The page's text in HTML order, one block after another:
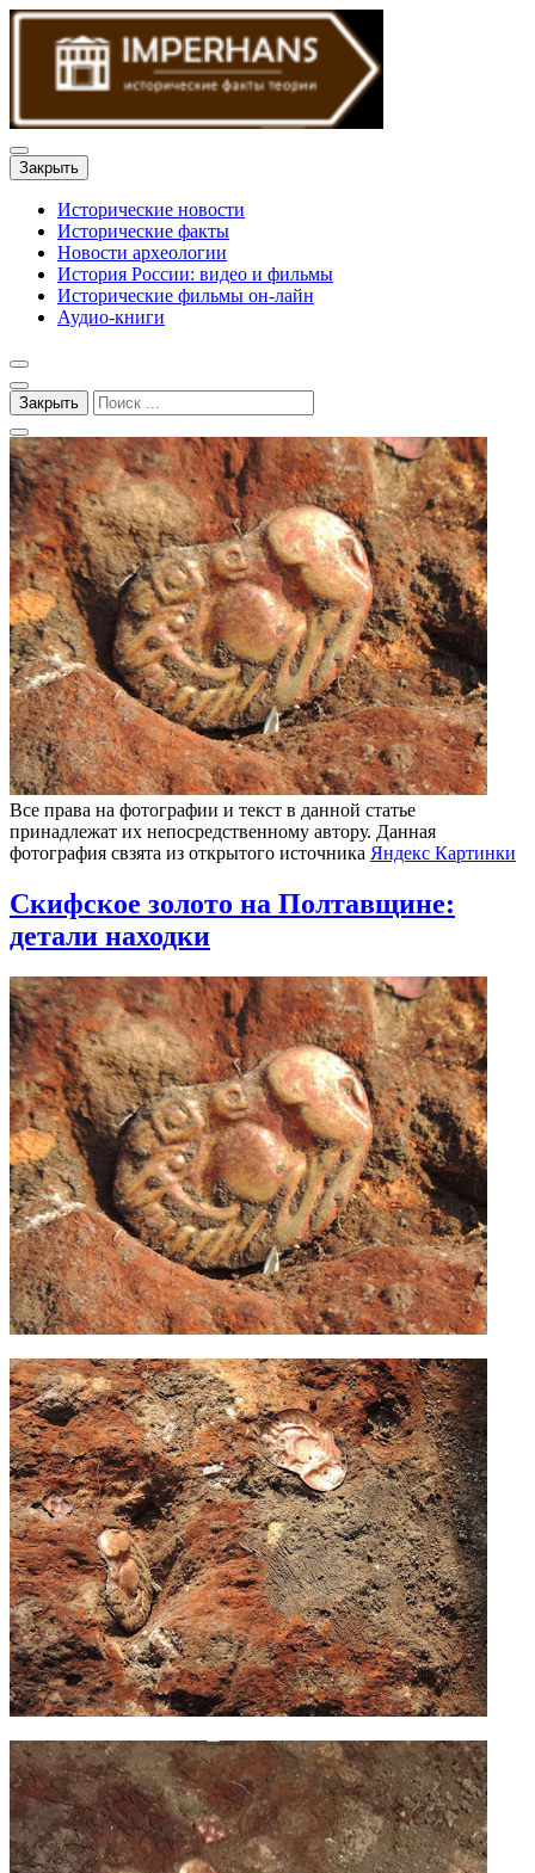
Закрыть
Исторические новости
Исторические факты
Новости археологии
История России: видео и фильмы
Исторические фильмы он-лайн
Аудио-книги
Закрыть
Все права на фотографии и текст в данной статье
принадлежат их непосредственному автору. Данная
фотография свзята из открытого источника Яндекс Картинки
Скифское золото на Полтавщине:
детали находки